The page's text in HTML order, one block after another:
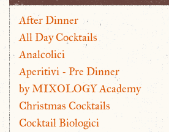
After Dinner
All Day Cocktails
Analcolici
Aperitivi - Pre Dinner
by MIXOLOGY Academy
Christmas Cocktails
Cocktail Biologici